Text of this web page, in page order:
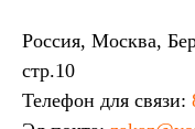
Россия, Москва,
стр.10
Телефон для связи: